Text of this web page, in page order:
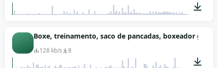
01:06
Boxe, treinamento, saco de pancadas, boxeador
128 kb/s 8